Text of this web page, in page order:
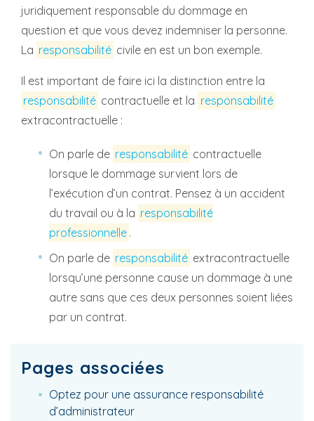
juridiquement responsable du dommage en
question et que vous devez indemniser la personne.
La responsabilité civile en est un bon exemple.
Il est important de faire ici la distinction entre la
responsabilité contractuelle et la responsabilité
extracontractuelle :
On parle de responsabilité contractuelle
lorsque le dommage survient lors de
l’exécution d’un contrat. Pensez à un accident
du travail ou à la responsabilité
professionnelle .
On parle de responsabilité extracontractuelle
lorsqu’une personne cause un dommage à une
autre sans que ces deux personnes soient liées
par un contrat.
Pages associées
Optez pour une assurance responsabilité
d’administrateur